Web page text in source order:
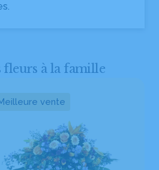
fleurs à la famille
vente